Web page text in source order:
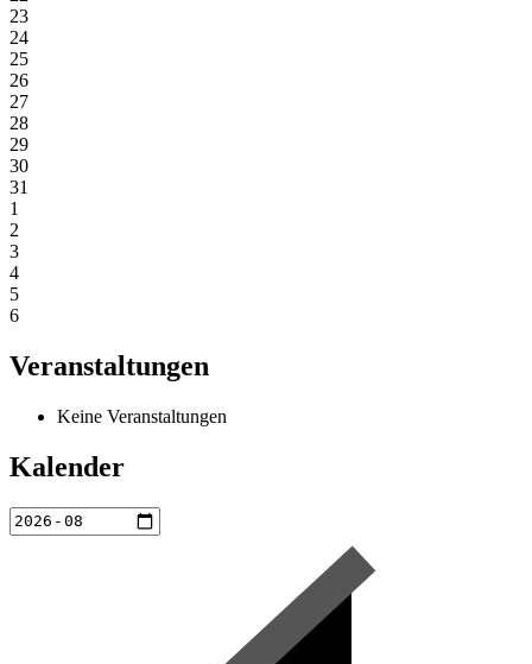
23
24
25
26
27
28
29
30
31
1
2
3
4
5
6
Veranstaltungen
Keine Veranstaltungen
Kalender